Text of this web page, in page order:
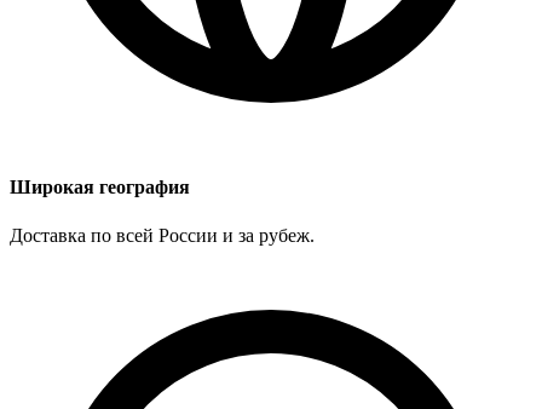
Широкая география
Доставка по всей России и за рубеж.